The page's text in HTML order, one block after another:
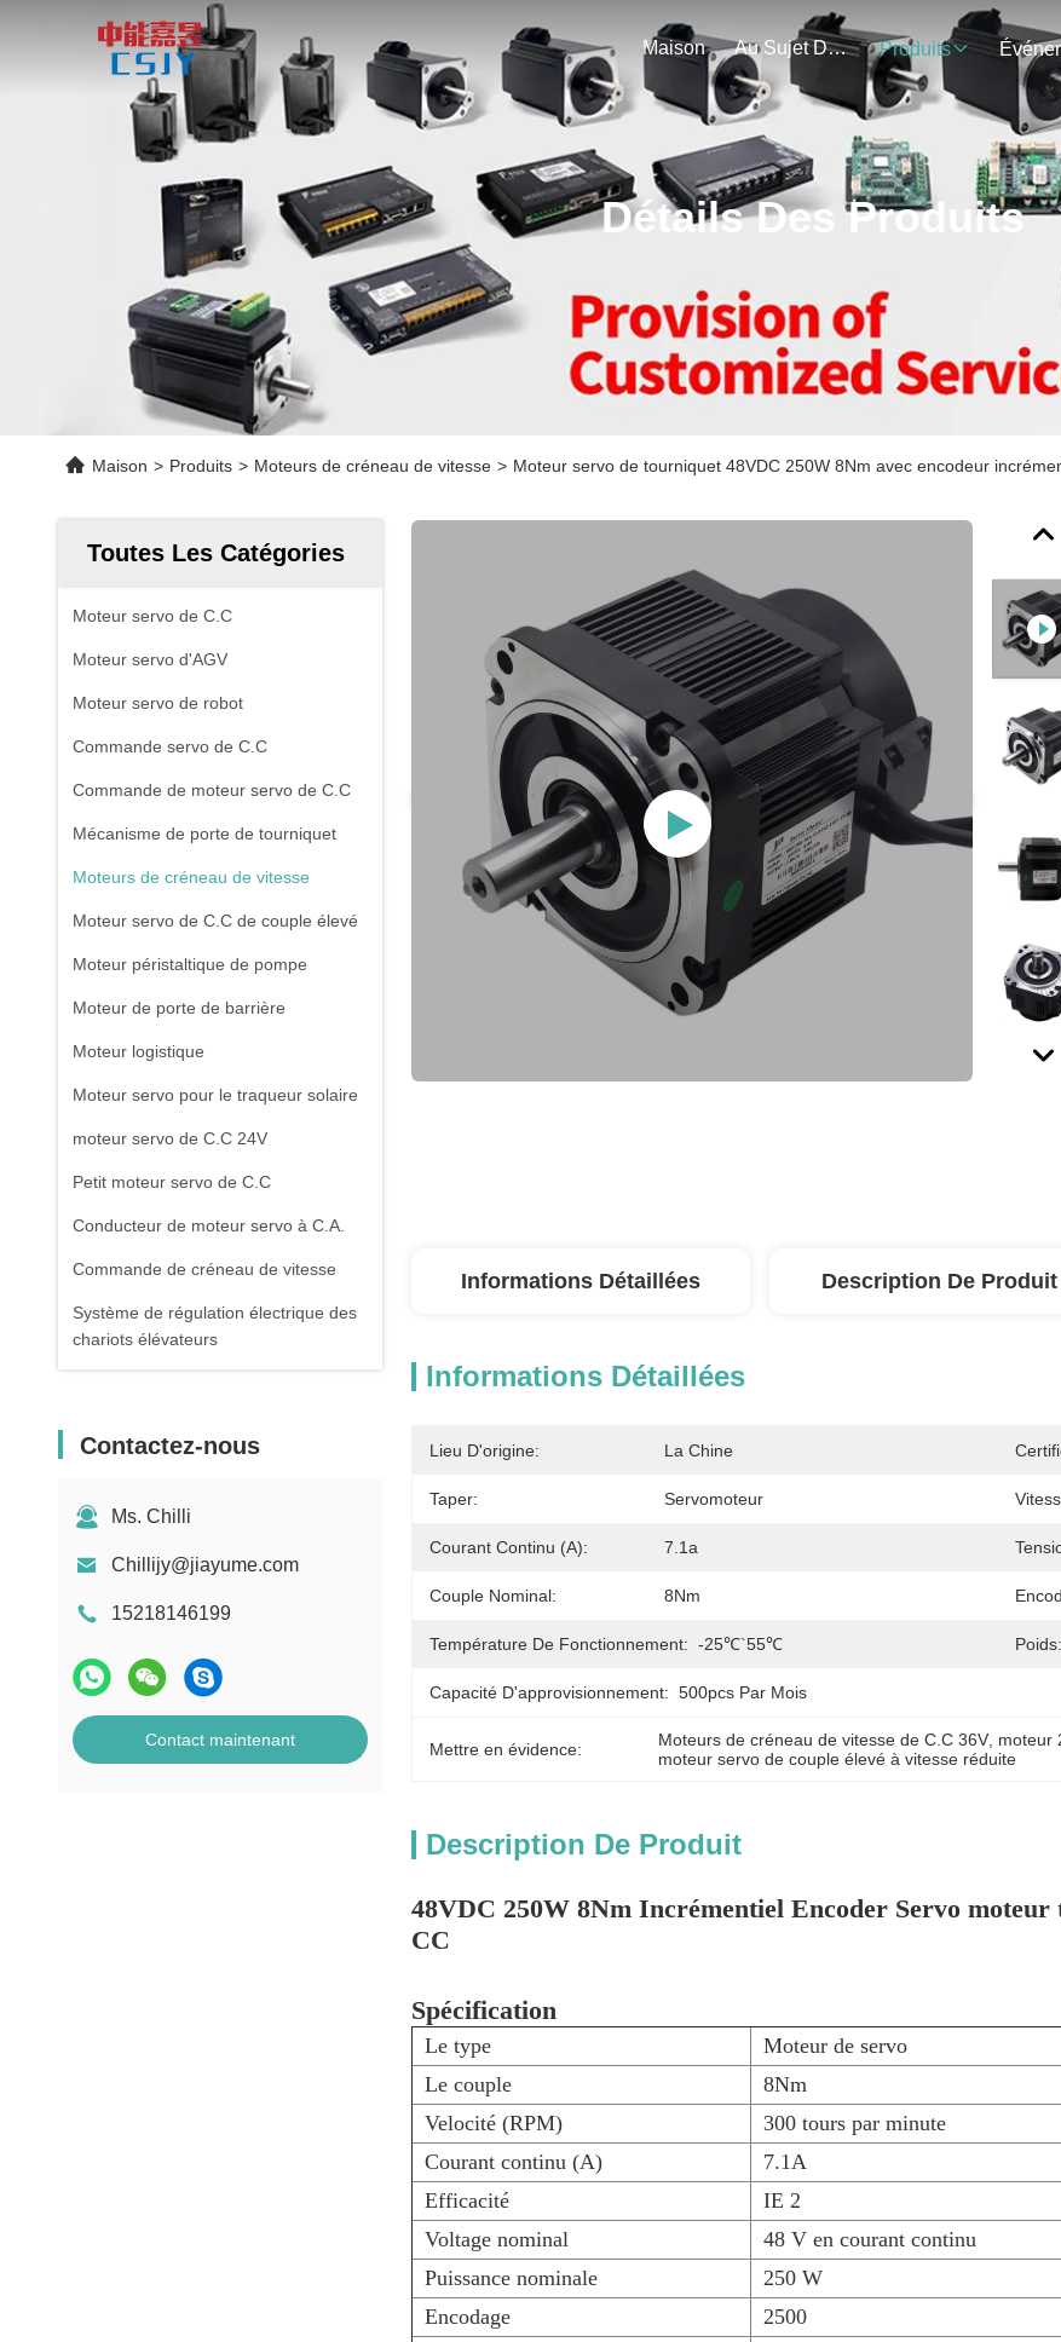
Maison Au Sujet De Nous Produits
Détails Des Produits
Maison > Produits > Moteurs de créneau de vitesse > Moteur servo de tourniquet 48VDC 250W 8Nm avec encodeur
Toutes Les Catégories
Moteur servo de C.C
Moteur servo d'AGV
Moteur servo de robot
Commande servo de C.C
Commande de moteur servo de C.C
Mécanisme de porte de tourniquet
Moteurs de créneau de vitesse
Moteur servo de C.C de couple élevé
Moteur péristaltique de pompe
Moteur de porte de barrière
Moteur logistique
Moteur servo pour le traqueur solaire
moteur servo de C.C 24V
Petit moteur servo de C.C
Conducteur de moteur servo à C.A.
Commande de créneau de vitesse
Système de régulation électrique des
chariots élévateurs
Contrôleur de porte de tournevis
Contactez-nous
Ms. Chilli
Chillijy@jiayume.com
15218146199
Contact maintenant
Informations Détaillées Description De Produit
Informations Détaillées
Lieu D'origine: La Chine
Taper: Servomoteur
Courant Continu (A): 7.1a
Couple Nominal: 8Nm
Température De Fonctionnement: -25℃`55℃ Poids:
Capacité D'approvisionnement: 500pcs Par Mois
Mettre en évidence: Moteurs de créneau de vitesse de C.C 36V, moteur
moteur servo de couple élevé à vitesse réduite
Description De Produit
48VDC 250W 8Nm Incrémentiel Encoder Servo
CC
Spécification
Le type
Moteur de servo
Le couple
8Nm
Velocité (RPM)
300 tours par minute
Courant continu (A)
7.1A
Efficacité
IE 2
Voltage nominal
48 V en courant continu
Puissance nominale
250 W
Encodage
2500